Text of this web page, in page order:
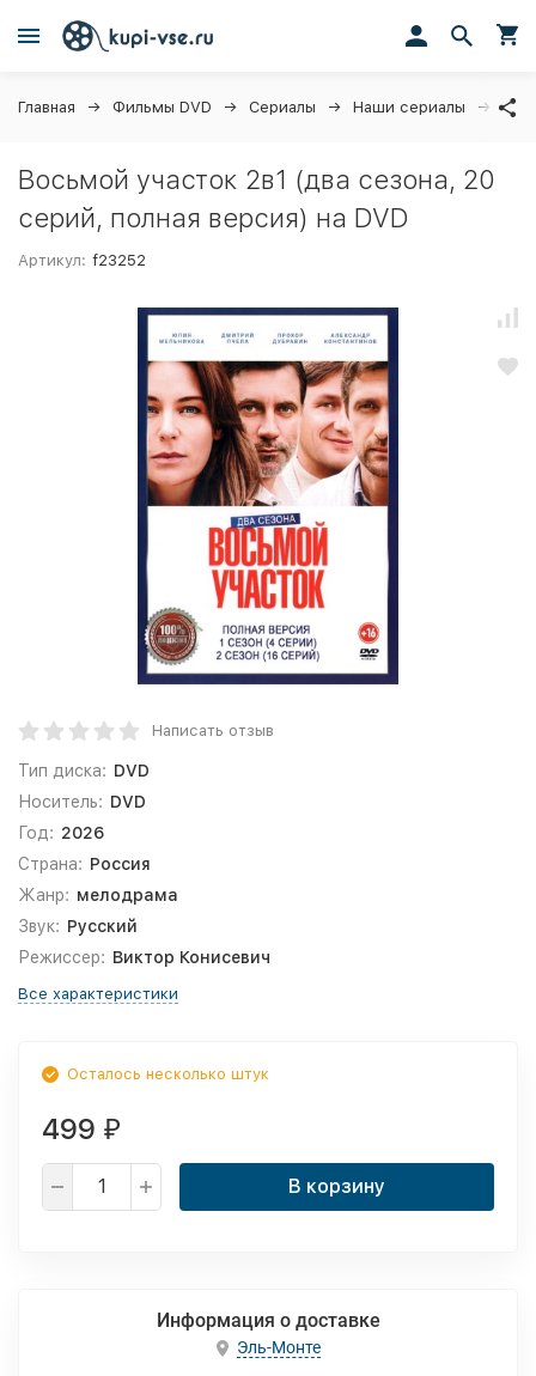
Главная Фильмы DVD Сериалы Наши сериалы
Восьмой участок 2в1 (два сезона, 20
серий, полная версия) на DVD
Артикул: f23252
Написать отзыв
Тип диска: DVD
Носитель: DVD
Год: 2026
Страна: Россия
Жанр: мелодрама
Звук: Русский
Режиссер: Виктор Конисевич
Все характеристики
Осталось несколько штук
499 ₽
В корзину
Информация о доставке
Эль-Монте